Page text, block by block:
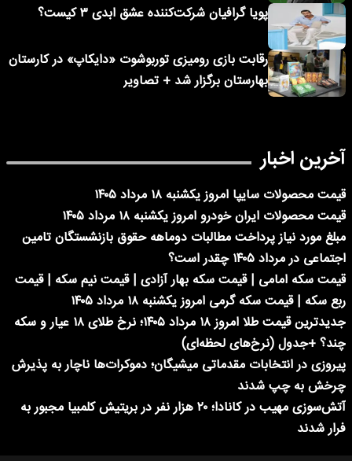
پویا گرافیان شرکت‌کننده عشق ابدی ۳ کیست؟
رقابت بازی رومیزی توربوشوت «دایکاپ» در کارستان
بهارستان برگزار شد + تصاویر
آخرین اخبار
قیمت محصولات سایپا امروز یکشنبه ۱۸ مرداد ۱۴۰۵
قیمت محصولات ایران خودرو امروز یکشنبه ۱۸ مرداد ۱۴۰۵
مبلغ مورد نیاز پرداخت مطالبات دوماهه حقوق بازنشستگان تامین
اجتماعی در مرداد ۱۴۰۵ چقدر است؟
قیمت سکه امامی | قیمت سکه بهار آزادی | قیمت نیم سکه | قیمت
ربع سکه | قیمت سکه گرمی امروز یکشنبه ۱۸ مرداد ۱۴۰۵
جدیدترین قیمت طلا امروز ۱۸ مرداد ۱۴۰۵؛ نرخ طلای ۱۸ عیار و سکه
چند؟ +جدول (نرخ‌های لحظه‌ای)
پیروزی در انتخابات مقدماتی میشیگان؛ دموکرات‌ها ناچار به پذیرش
چرخش به چپ شدند
آتش‌سوزی مهیب در کانادا؛ ۲۰ هزار نفر در بریتیش کلمبیا مجبور به
فرار شدند